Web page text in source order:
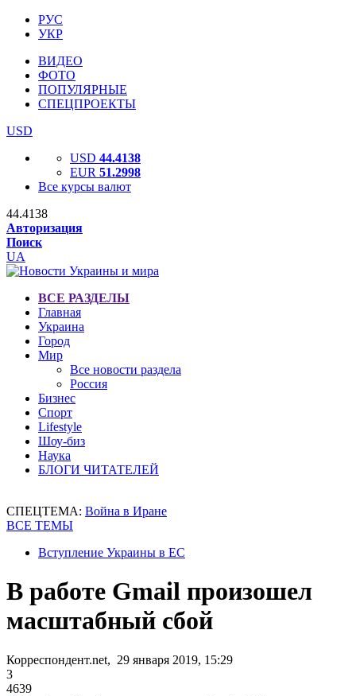
РУС
УКР
ВИДЕО
ФОТО
ПОПУЛЯРНЫЕ
СПЕЦПРОЕКТЫ
USD
USD 44.4138
EUR 51.2998
Все курсы валют
44.4138
Авторизация
Поиск
UA
ВСЕ РАЗДЕЛЫ
Главная
Украина
Город
Мир
Все новости раздела
Россия
Бизнес
Спорт
Lifestyle
Шоу-биз
Наука
БЛОГИ ЧИТАТЕЛЕЙ
СПЕЦТЕМА: Война в Иране
ВСЕ ТЕМЫ
Вступление Украины в ЕС
В работе Gmail произошел
масштабный сбой
Корреспондент.net, 29 января 2019, 15:29
3
4639